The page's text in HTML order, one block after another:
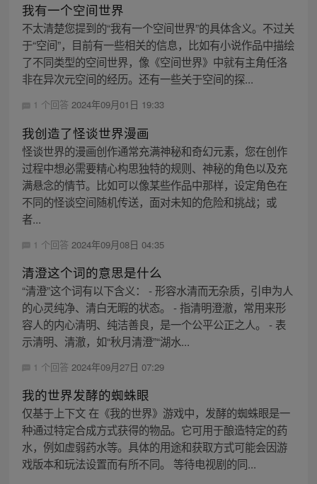
我有一个空间世界
不太清楚您提到的“我有一个空间世界”的具体含义。不过关
于“空间”，目前有一些相关的信息，比如有小说作品中描绘
了不同类型的空间世界，像《空间世界》中就有主角任洛
非在异次元空间的经历。还有一些关于空间的探...
1 个回答 2024年09月01日 19:33
我创造了怪谈世界漫画
怪谈世界的漫画创作通常充满神秘和奇幻元素，您在创作
过程中想必需要精心构思独特的规则、神秘的角色以及充
满悬念的情节。比如可以像某些作品中那样，设定角色在
不同的怪谈空间随机传送，面对未知的危险和挑战；或
者...
1 个回答 2024年09月08日 04:35
清澄这个词的意思是什么
“清澄”这个词有以下含义： - 形容水清而无杂质，引申为人
的心灵纯净、清白无暇的状态。 - 指清明澄澈，常用来形
容人的内心清明、纯洁善良，是一个公平公正之人。 - 表
示清明、清澈，如“秋月清澄”“湖水...
1 个回答 2024年09月27日 07:29
我的世界发酵的蜘蛛眼
仅基于上下文 在《我的世界》游戏中，发酵的蜘蛛眼是一
种通过特定合成方式获得的物品。它可用于酿造特定的药
水，例如虚弱药水等。具体的用途和获取方式可能会因游
戏版本和玩法设置而有所不同。 等待电视剧的同...